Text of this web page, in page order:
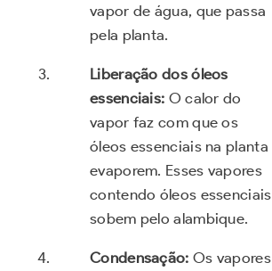
vapor de água, que passa
pela planta.
Liberação dos óleos
essenciais: O calor do
vapor faz com que os
óleos essenciais na planta
evaporem. Esses vapores
contendo óleos essenciais
sobem pelo alambique.
Condensação: Os vapores